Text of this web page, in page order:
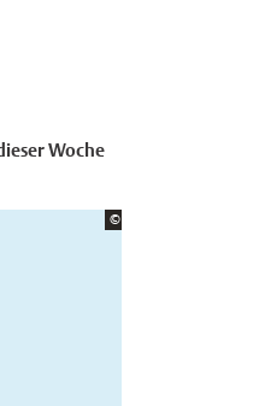
Woche
©